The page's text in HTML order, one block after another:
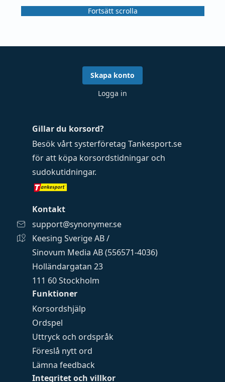
Fortsätt scrolla
Funktioner
Korsordshjälp
Ordspel
Uttryck och ordspråk
Föreslå nytt ord
Lämna feedback
Integritet och villkor
Gillar du korsord?
Besök vårt systerföretag Tankesport.se
för att köpa korsordstidningar och
sudokutidningar.
Kontakt
support@synonymer.se
Keesing Sverige AB /
Sinovum Media AB (556571-4036)
Holländargatan 23
111 60 Stockholm
Skapa konto
Logga in